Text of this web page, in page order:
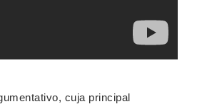
cuja principal